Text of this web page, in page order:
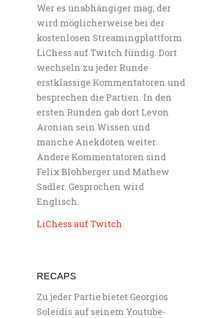
Wer es unabhängiger mag, der
wird möglicherweise bei der
kostenlosen Streamingplattform
LiChess auf Twitch fündig. Dort
wechseln zu jeder Runde
erstklassige Kommentatoren und
besprechen die Partien. In den
ersten Runden gab dort Levon
Aronian sein Wissen und
manche Anekdoten weiter.
Andere Kommentatoren sind
Felix Blohberger und Mathew
Sadler. Gesprochen wird
Englisch.
LiChess auf Twitch
RECAPS
Zu jeder Partie bietet Georgios
Soleidis auf seinem Youtube-